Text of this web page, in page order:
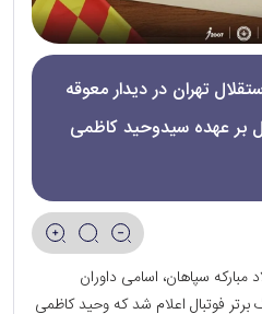
تهران در دیدار معوقه
بر عهده سیدوحید کاظمی
سپاهان، اسامی داوران
فوتبال اعلام شد که وحید کاظمی